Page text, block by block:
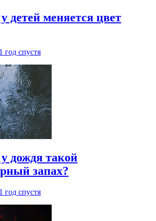
детей меняется цвет
1 год спустя
дождя такой
запах?
1 год спустя